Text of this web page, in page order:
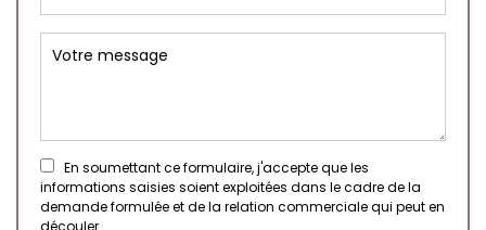
En soumettant ce formulaire, j'accepte que les
informations saisies soient exploitées dans le cadre de la
demande formulée et de la relation commerciale qui peut en
découler.